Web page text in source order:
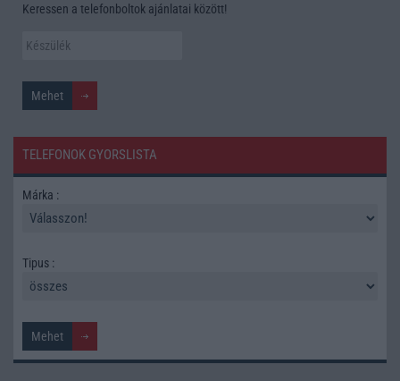
Keressen a telefonboltok ajánlatai között!
TELEFONOK GYORSLISTA
Márka :
Tipus :